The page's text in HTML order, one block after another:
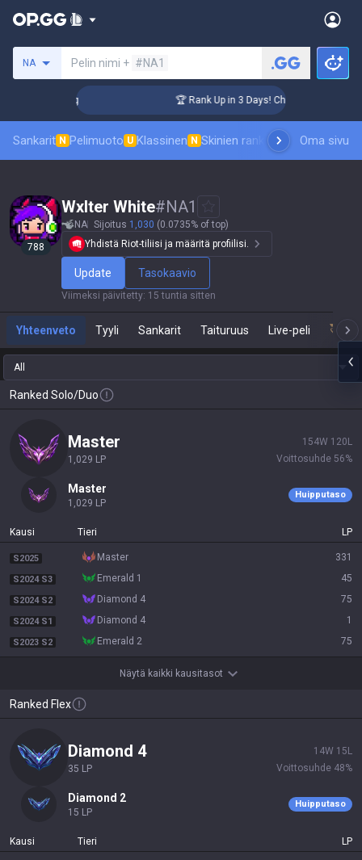
NA Pelin nimi + #NA1
🏆 Rank Up in 3 Days! Challenger Coaching
Sankarit N Pelimuoto U Klassinen N Skinien rankingTulostaulukot
Oma sivu
788
Wxlter White#NA1
NA Sijoitus 1,030 (0.0735% of top)
Yhdistä Riot-tiliisi ja määritä profiilisi.
Update Tasokaavio
Viimeksi päivitetty: 15 tuntia sitten
Yhteenveto Tyyli Sankarit Taituruus Live-peli
All
Ranked Solo/Duo
master
1,029 LP
154W 120 L
Voittosuhde 56%
master
1,029 LP
Huipputaso
Kausi Tieri LP
S2025 master 331
S2024 S3 emerald 1 45
S2024 S2 diamond 4 75
S2024 S1 diamond 4 1
S2023 S2 emerald 2 75
Näytä kaikki kausitasot
Ranked Flex
diamond 4
35 LP
14W 15 L
Voittosuhde 48%
diamond 2
15 LP
Huipputaso
Kausi Tieri LP